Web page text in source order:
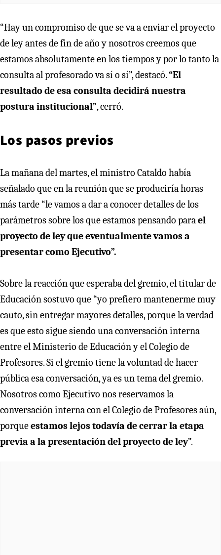
“Hay un compromiso de que se va a enviar el proyecto
de ley antes de fin de año y nosotros creemos que
estamos absolutamente en los tiempos y por lo tanto la
consulta al profesorado va sí o sí”, destacó.“El
resultado de esa consulta decidirá nuestra
postura institucional”, cerró.
Los pasos previos
La mañana del martes, el ministro Cataldo había
señalado que en la reunión que se produciría horas
más tarde “le vamos a dar a conocer detalles de los
parámetros sobre los que estamos pensando parael
proyecto de ley que eventualmente vamos a
presentar como Ejecutivo”.
Sobre la reacción que esperaba del gremio, el titular de
Educación sostuvo que “yo prefiero mantenerme muy
cauto, sin entregar mayores detalles, porque la verdad
es que esto sigue siendo una conversación interna
entre el Ministerio de Educación y el Colegio de
Profesores. Si el gremio tiene la voluntad de hacer
pública esa conversación, ya es un tema del gremio.
Nosotros como Ejecutivo nos reservamos la
conversación interna con el Colegio de Profesores aún,
porqueestamos lejos todavía de cerrar la etapa
previa a la presentación del proyecto de ley”.